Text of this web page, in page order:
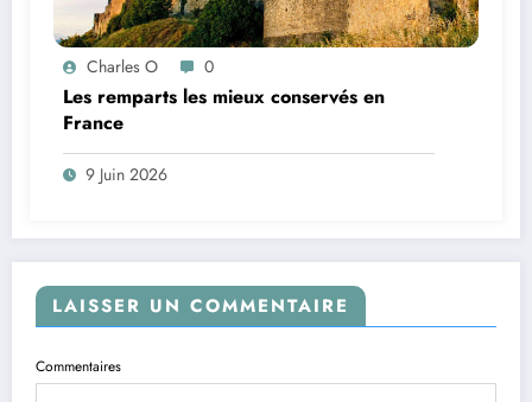
Charles O 0
Les remparts les mieux conservés en
France
9 Juin 2026
LAISSER UN COMMENTAIRE
Commentaires